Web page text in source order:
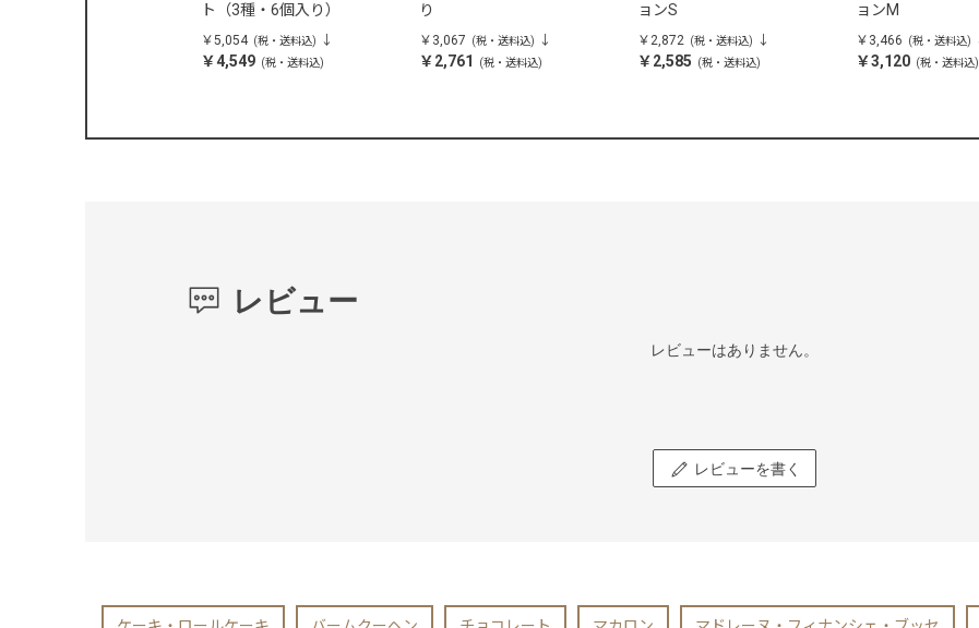
ト（3種・6個入り）
￥5,054 (税・送料込)
￥4,549 (税・送料込)
り
￥3,067 (税・送料込)
￥2,761 (税・送料込)
ョンS
￥2,872 (税・送料込)
￥2,585 (税・送料込)
ョンM
￥3,466 (税・送料込)
￥3,120 (税・送料込)
レビュー
レビューはありません。
レビューを書く